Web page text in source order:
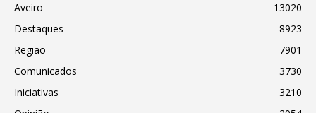
Aveiro
13020
Destaques
8923
Região
7901
Comunicados
3730
Iniciativas
3210